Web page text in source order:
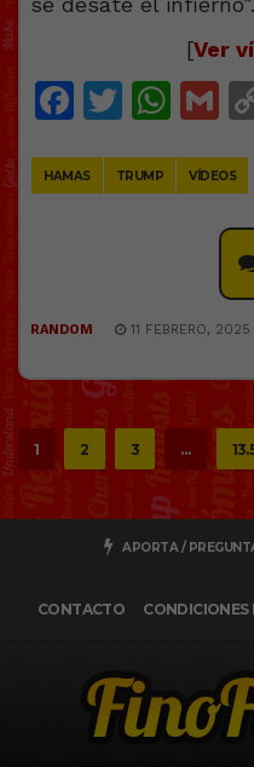
[Ver
Facebook
Twitter
HAMAS TRUMP VÍDEOS
RANDOM 11 FEBRERO, 2025
1 2 3 …
APORTA /
CONTACTO CONDICIONES